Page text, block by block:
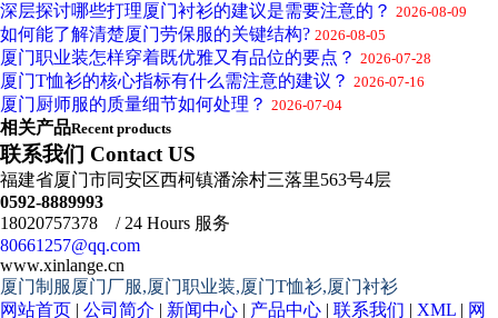
深层探讨哪些打理厦门衬衫的建议是需要注意的？ 2026-08-09
如何能了解清楚厦门劳保服的关键结构? 2026-08-05
厦门职业装怎样穿着既优雅又有品位的要点？ 2026-07-28
厦门T恤衫的核心指标有什么需注意的建议？ 2026-07-16
厦门厨师服的质量细节如何处理？ 2026-07-04
相关产品Recent products
联系我们 Contact US
福建省厦门市同安区西柯镇潘涂村三落里563号4层
0592-8889993
18020757378 / 24 Hours 服务
80661257@qq.com
www.xinlange.cn
厦门制服厦门厂服,厦门职业装,厦门T恤衫,厦门衬衫
网站首页
公司简介 新闻中心 产品中心 联系我们 XML 网